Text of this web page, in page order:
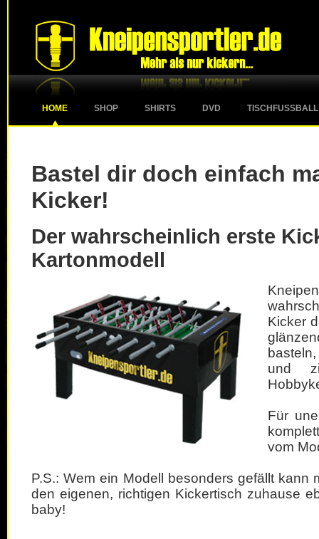
HOME SHOP SHIRTS DVD TISCHFUSSBALL
Bastel dir doch einfach
Kicker!
Der wahrscheinlich erste
Kartonmodell
Kicker
und
Für
vom
P.S.: Wem ein Modell besonders gefällt kann
den eigenen, richtigen Kickertisch zuhause
baby!